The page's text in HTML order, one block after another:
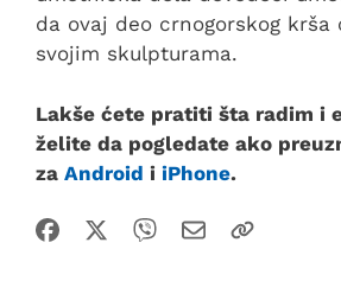
da ovaj deo crnogorskog krša
svojim skulpturama.
Lakše ćete pratiti šta radim i
želite da pogledate ako
za Android i iPhone.